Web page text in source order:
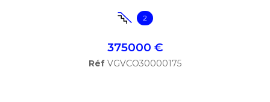
2
375000 €
Réf VGVCO30000175